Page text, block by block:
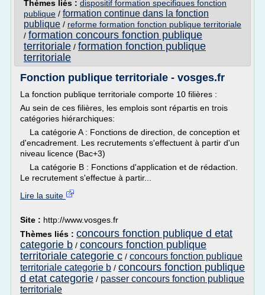
Thèmes liés : dispositif formation specifiques fonction
publique / formation continue dans la fonction
publique / reforme formation fonction publique territoriale
/ formation concours fonction publique
territoriale / formation fonction publique
territoriale
Fonction publique territoriale - vosges.fr
La fonction publique territoriale comporte 10 filières :
Au sein de ces filières, les emplois sont répartis en trois
catégories hiérarchiques:
La catégorie A : Fonctions de direction, de conception et
d'encadrement. Les recrutements s'effectuent à partir d'un
niveau licence (Bac+3)
La catégorie B : Fonctions d'application et de rédaction.
Le recrutement s'effectue à partir...
Lire la suite
Site : http://www.vosges.fr
Thèmes liés : concours fonction publique d etat
categorie b / concours fonction publique
territoriale categorie c / concours fonction publique
territoriale categorie b / concours fonction publique
d etat categorie / passer concours fonction publique
territoriale